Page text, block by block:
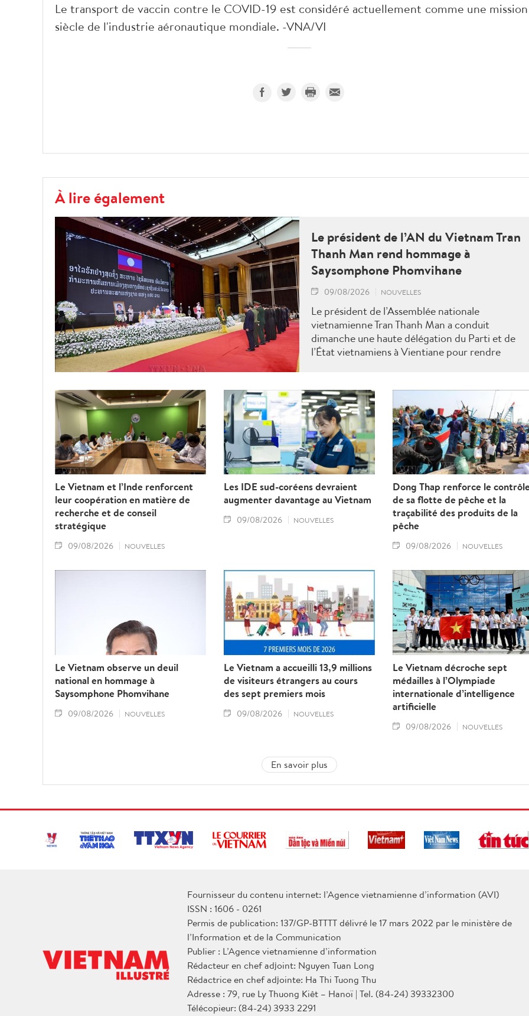
Le transport de vaccin contre le COVID-19 est considéré actuellement comme une
siècle de l'industrie aéronautique mondiale. -VNA/VI
À lire également
Le président de l’AN du Vietnam Tran
Thanh Man rend hommage à
Saysomphone Phomvihane
09/08/2026 NOUVELLES
Le président de l’Assemblée nationale
vietnamienne Tran Thanh Man a conduit
dimanche une haute délégation du Parti et de
l’État vietnamiens à Vientiane pour rendre
soulignant ses contributions au renforcement
des relations d’amitié et de solidarité entre les
deux pays.
Le Vietnam et l’Inde renforcent
leur coopération en matière de
recherche et de conseil
stratégique
09/08/2026 NOUVELLES
Les IDE sud-coréens devraient
augmenter davantage au Vietnam
09/08/2026 NOUVELLES
Dong Thap renforce le
de sa flotte de pêche et la
traçabilité des produits de la
pêche
09/08/2026 NOUVELLES
Le Vietnam observe un deuil
national en hommage à
Saysomphone Phomvihane
09/08/2026 NOUVELLES
Le Vietnam a accueilli 13,9 millions
de visiteurs étrangers au cours
des sept premiers mois
09/08/2026 NOUVELLES
Le Vietnam décroche sept
médailles à l’Olympiade
internationale d’intelligence
artificielle
09/08/2026 NOUVELLES
En savoir plus
Fournisseur du contenu internet: l’Agence vietnamienne d’information (AVI)
ISSN : 1606 - 0261
Permis de publication: 137/GP-BTTTT délivré le 17 mars 2022 par le ministère de
l’Information et de la Communication
Publier : L’Agence vietnamienne d’information
Rédacteur en chef adjoint: Nguyen Tuan Long
Rédactrice en chef adjointe: Ha Thi Tuong Thu
Adresse : 79, rue Ly Thuong Kiêt – Hanoï | Tel. (84-24) 39332300
Télécopieur: (84-24) 3933 2291